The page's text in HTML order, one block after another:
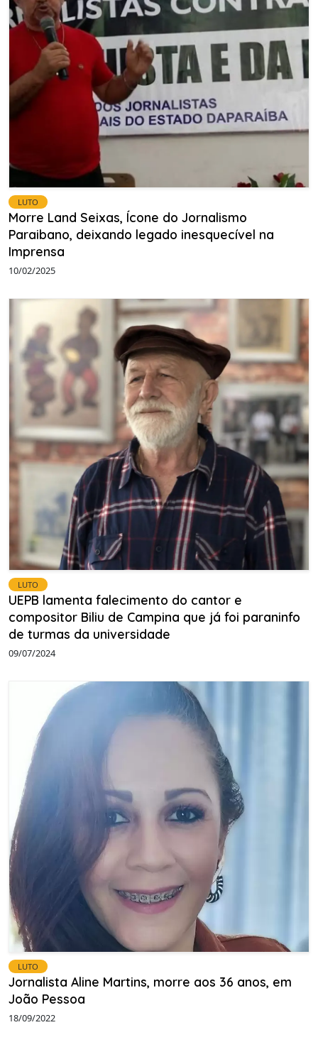
LUTO
Morre Land Seixas, Ícone do Jornalismo
Paraibano, deixando legado inesquecível na
Imprensa
10/02/2025
LUTO
UEPB lamenta falecimento do cantor e
compositor Biliu de Campina que já foi paraninfo
de turmas da universidade
09/07/2024
LUTO
Jornalista Aline Martins, morre aos 36 anos, em
João Pessoa
18/09/2022